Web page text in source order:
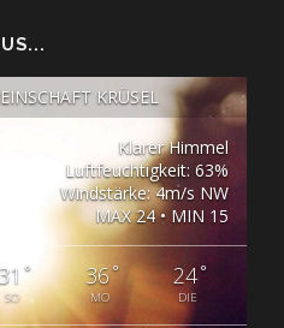
KRÜSEL
Klarer Himmel
Luftfeuchtigkeit: 63%
Windstärke: 4m/s NW
MAX 24 • MIN 15
31 °
SO
36°
MO
24 °
DIE